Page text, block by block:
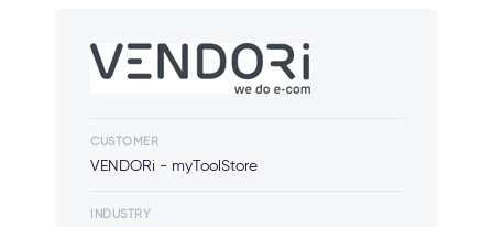
CUSTOMER
VENDORi - myToolStore
INDUSTRY